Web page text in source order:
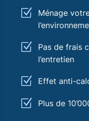
Z
Ménage
Z
Pas de frais
l’entretien
Z Effet anti-
Z Plus de